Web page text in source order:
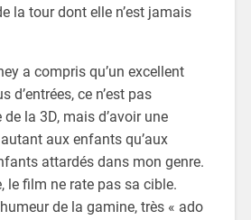
la tour dont elle n’est jamais
a compris qu’un excellent
d’entrées, ce n’est pas
la 3D, mais d’avoir une
aux enfants qu’aux
attardés dans mon genre.
le film ne rate pas sa cible.
de la gamine, très « ado